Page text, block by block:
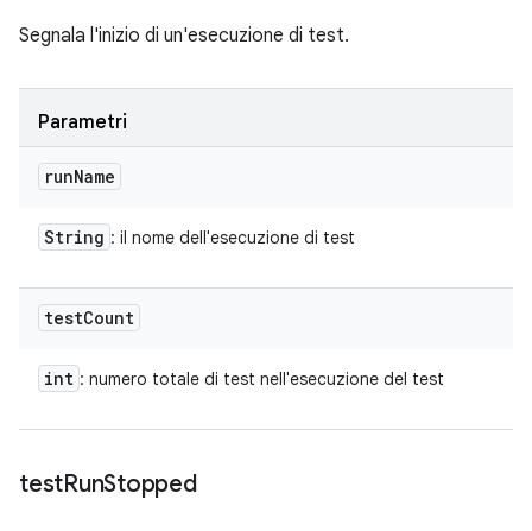
Segnala l'inizio di un'esecuzione di test.
Parametri
runName
String : il nome dell'esecuzione di test
testCount
int : numero totale di test nell'esecuzione del test
testRunStopped